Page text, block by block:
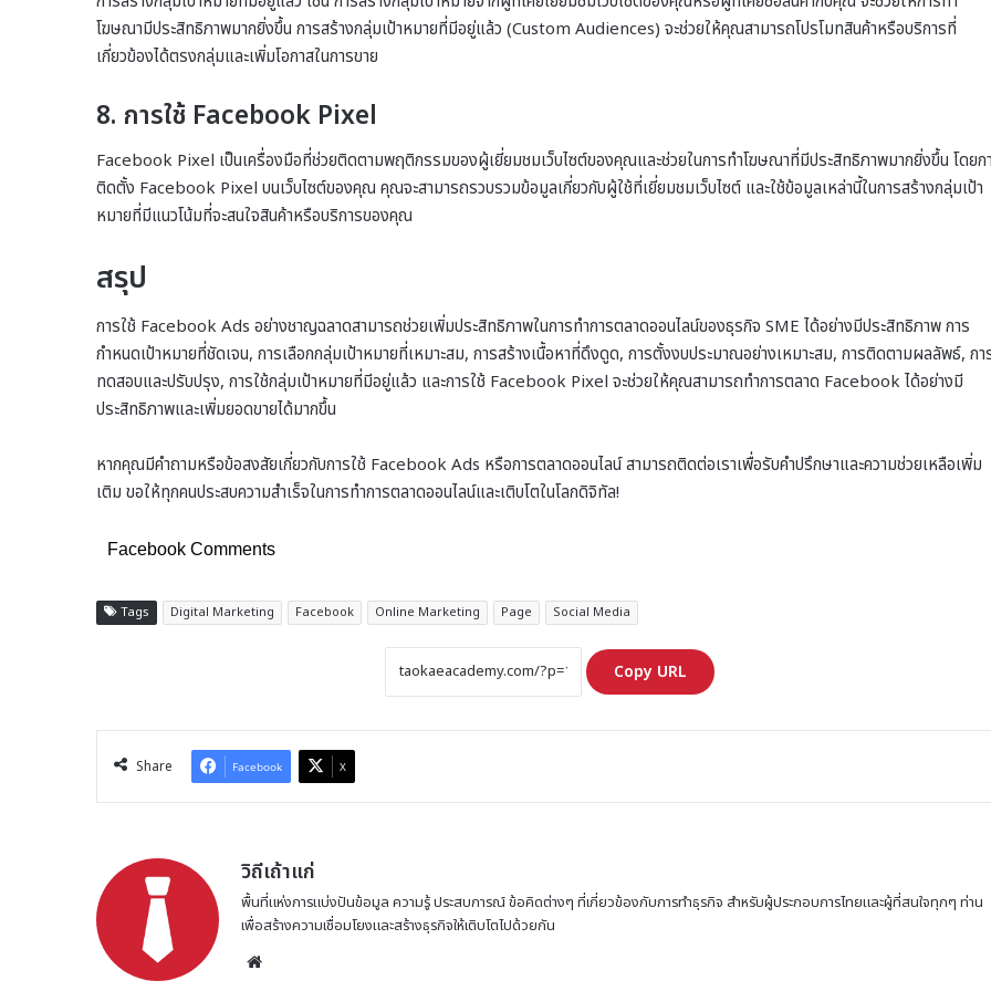
โฆษณามีประสิทธิภาพมากยิ่งขึ้น การสร้างกลุ่มเป้าหมายที่มีอยู่แล้ว (Custom Audiences) จะช่วยให้คุณสามารถโปรโมทสินค้าหรือบริการที่
เกี่ยวข้องได้ตรงกลุ่มและเพิ่มโอกาสในการขาย
8. การใช้ Facebook Pixel
Facebook Pixel เป็นเครื่องมือที่ช่วยติดตามพฤติกรรมของผู้เยี่ยมชมเว็บไซต์ของคุณและช่วยในการทำโฆษณาที่มีประสิทธิภาพมากยิ่งขึ้น โดยก
ติดตั้ง Facebook Pixel บนเว็บไซต์ของคุณ คุณจะสามารถรวบรวมข้อมูลเกี่ยวกับผู้ใช้ที่เยี่ยมชมเว็บไซต์ และใช้ข้อมูลเหล่านี้ในการสร้างกลุ่มเป้า
หมายที่มีแนวโน้มที่จะสนใจสินค้าหรือบริการของคุณ
สรุป
การใช้ Facebook Ads อย่างชาญฉลาดสามารถช่วยเพิ่มประสิทธิภาพในการทำการตลาดออนไลน์ของธุรกิจ SME ได้อย่างมีประสิทธิภาพ การ
กำหนดเป้าหมายที่ชัดเจน, การเลือกกลุ่มเป้าหมายที่เหมาะสม, การสร้างเนื้อหาที่ดึงดูด, การตั้งงบประมาณอย่างเหมาะสม, การติดตามผลลัพธ์, กา
ทดสอบและปรับปรุง, การใช้กลุ่มเป้าหมายที่มีอยู่แล้ว และการใช้ Facebook Pixel จะช่วยให้คุณสามารถทำการตลาด Facebook ได้อย่างมี
ประสิทธิภาพและเพิ่มยอดขายได้มากขึ้น
หากคุณมีคำถามหรือข้อสงสัยเกี่ยวกับการใช้ Facebook Ads หรือการตลาดออนไลน์ สามารถติดต่อเราเพื่อรับคำปรึกษาและความช่วยเหลือเพิ่ม
เติม ขอให้ทุกคนประสบความสำเร็จในการทำการตลาดออนไลน์และเติบโตในโลกดิจิทัล!
Facebook Comments
Tags Digital Marketing Facebook Online Marketing Page Social Media
Copy URL
Share Facebook X
วิถีเถ้าแก่
พื้นที่แห่งการแบ่งปันข้อมูล ความรู้ ประสบการณ์ ข้อคิดต่างๆ ที่เกี่ยวข้องกับการทำธุรกิจ สำหรับผู้ประกอบการไทยและผู้ที่สนใจทุกๆ ท่าน
เพื่อสร้างความเชื่อมโยงและสร้างธุรกิจให้เติบโตไปด้วยกัน